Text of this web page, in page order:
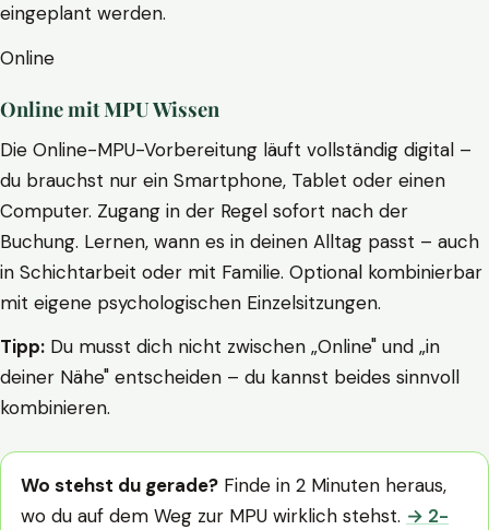
eingeplant werden.
Online
Online mit MPU Wissen
Die Online-MPU-Vorbereitung läuft vollständig digital –
du brauchst nur ein Smartphone, Tablet oder einen
Computer. Zugang in der Regel sofort nach der
Buchung. Lernen, wann es in deinen Alltag passt – auch
in Schichtarbeit oder mit Familie. Optional kombinierbar
mit eigene psychologischen Einzelsitzungen.
Tipp: Du musst dich nicht zwischen „Online" und „in
deiner Nähe" entscheiden – du kannst beides sinnvoll
kombinieren.
Wo stehst du gerade? Finde in 2 Minuten heraus,
wo du auf dem Weg zur MPU wirklich stehst. → 2-